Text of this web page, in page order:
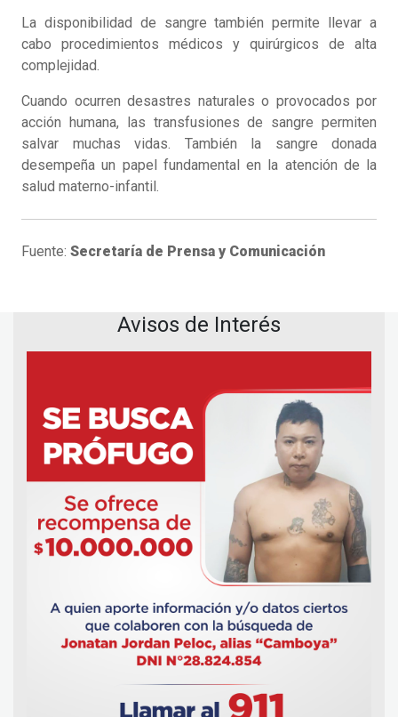
La disponibilidad de sangre también permite llevar a
cabo procedimientos médicos y quirúrgicos de alta
complejidad.
Cuando ocurren desastres naturales o provocados por
acción humana, las transfusiones de sangre permiten
salvar muchas vidas. También la sangre donada
desempeña un papel fundamental en la atención de la
salud materno-infantil.
Fuente: Secretaría de Prensa y Comunicación
Avisos de Interés